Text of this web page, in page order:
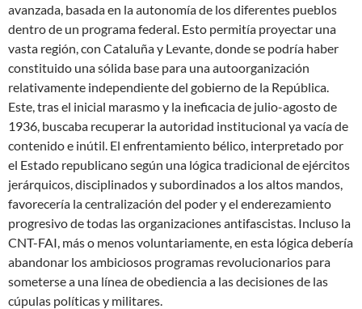
avanzada, basada en la autonomía de los diferentes pueblos
dentro de un programa federal. Esto permitía proyectar una
vasta región, con Cataluña y Levante, donde se podría haber
constituido una sólida base para una autoorganización
relativamente independiente del gobierno de la República.
Este, tras el inicial marasmo y la ineficacia de julio-agosto de
1936, buscaba recuperar la autoridad institucional ya vacía de
contenido e inútil. El enfrentamiento bélico, interpretado por
el Estado republicano según una lógica tradicional de ejércitos
jerárquicos, disciplinados y subordinados a los altos mandos,
favorecería la centralización del poder y el enderezamiento
progresivo de todas las organizaciones antifascistas. Incluso la
CNT-FAI, más o menos voluntariamente, en esta lógica debería
abandonar los ambiciosos programas revolucionarios para
someterse a una línea de obediencia a las decisiones de las
cúpulas políticas y militares.